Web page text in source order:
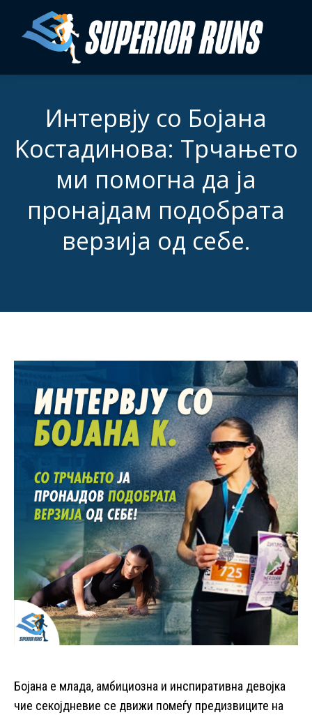
Интервју со Бојана
Kостадинова: Трчањето
ми помогна да ја
пронајдам подобрата
верзија од себе.
Бојана е млада, амбициозна и инспиративна девојка
чие секојдневие се движи помеѓу предизвиците на